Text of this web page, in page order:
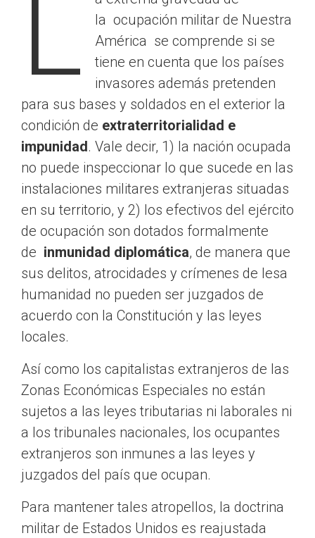
L
la ocupación militar de Nuestra
América se comprende si se
tiene en cuenta que los países
invasores además pretenden
para sus bases y soldados en el exterior la
condición de extraterritorialidad e
impunidad. Vale decir, 1) la nación ocupada
no puede inspeccionar lo que sucede en las
instalaciones militares extranjeras situadas
en su territorio, y 2) los efectivos del ejército
de ocupación son dotados formalmente
de inmunidad diplomática, de manera que
sus delitos, atrocidades y crímenes de lesa
humanidad no pueden ser juzgados de
acuerdo con la Constitución y las leyes
locales.
Así como los capitalistas extranjeros de las
Zonas Económicas Especiales no están
sujetos a las leyes tributarias ni laborales ni
a los tribunales nacionales, los ocupantes
extranjeros son inmunes a las leyes y
juzgados del país que ocupan.
Para mantener tales atropellos, la doctrina
militar de Estados Unidos es reajustada